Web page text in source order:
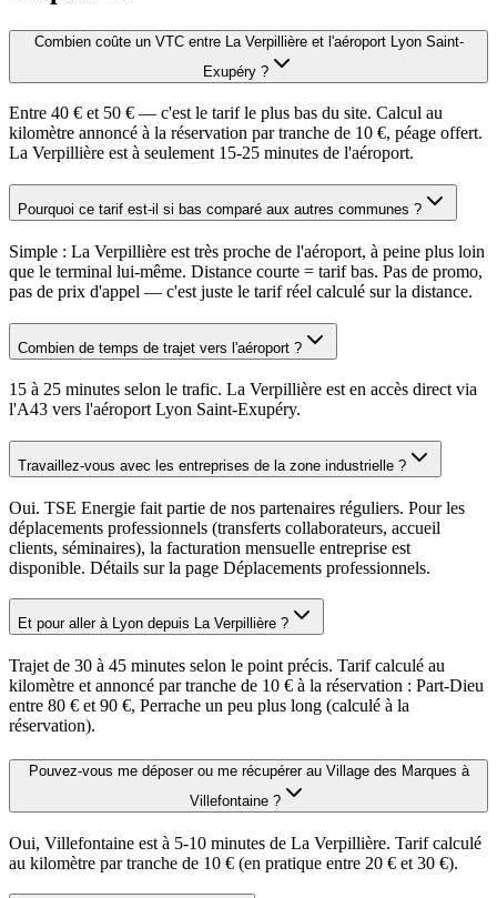
Combien coûte un VTC entre La Verpillière et l'aéroport Lyon Saint-
Exupéry ?
Entre 40 € et 50 € — c'est le tarif le plus bas du site. Calcul au
kilomètre annoncé à la réservation par tranche de 10 €, péage offert.
La Verpillière est à seulement 15-25 minutes de l'aéroport.
Pourquoi ce tarif est-il si bas comparé aux autres communes ?
Simple : La Verpillière est très proche de l'aéroport, à peine plus loin
que le terminal lui-même. Distance courte = tarif bas. Pas de promo,
pas de prix d'appel — c'est juste le tarif réel calculé sur la distance.
Combien de temps de trajet vers l'aéroport ?
15 à 25 minutes selon le trafic. La Verpillière est en accès direct via
l'A43 vers l'aéroport Lyon Saint-Exupéry.
Travaillez-vous avec les entreprises de la zone industrielle ?
Oui. TSE Energie fait partie de nos partenaires réguliers. Pour les
déplacements professionnels (transferts collaborateurs, accueil
clients, séminaires), la facturation mensuelle entreprise est
disponible. Détails sur la page Déplacements professionnels.
Et pour aller à Lyon depuis La Verpillière ?
Trajet de 30 à 45 minutes selon le point précis. Tarif calculé au
kilomètre et annoncé par tranche de 10 € à la réservation : Part-Dieu
entre 80 € et 90 €, Perrache un peu plus long (calculé à la
réservation).
Pouvez-vous me déposer ou me récupérer au Village des Marques à
Villefontaine ?
Oui, Villefontaine est à 5-10 minutes de La Verpillière. Tarif calculé
au kilomètre par tranche de 10 € (en pratique entre 20 € et 30 €).